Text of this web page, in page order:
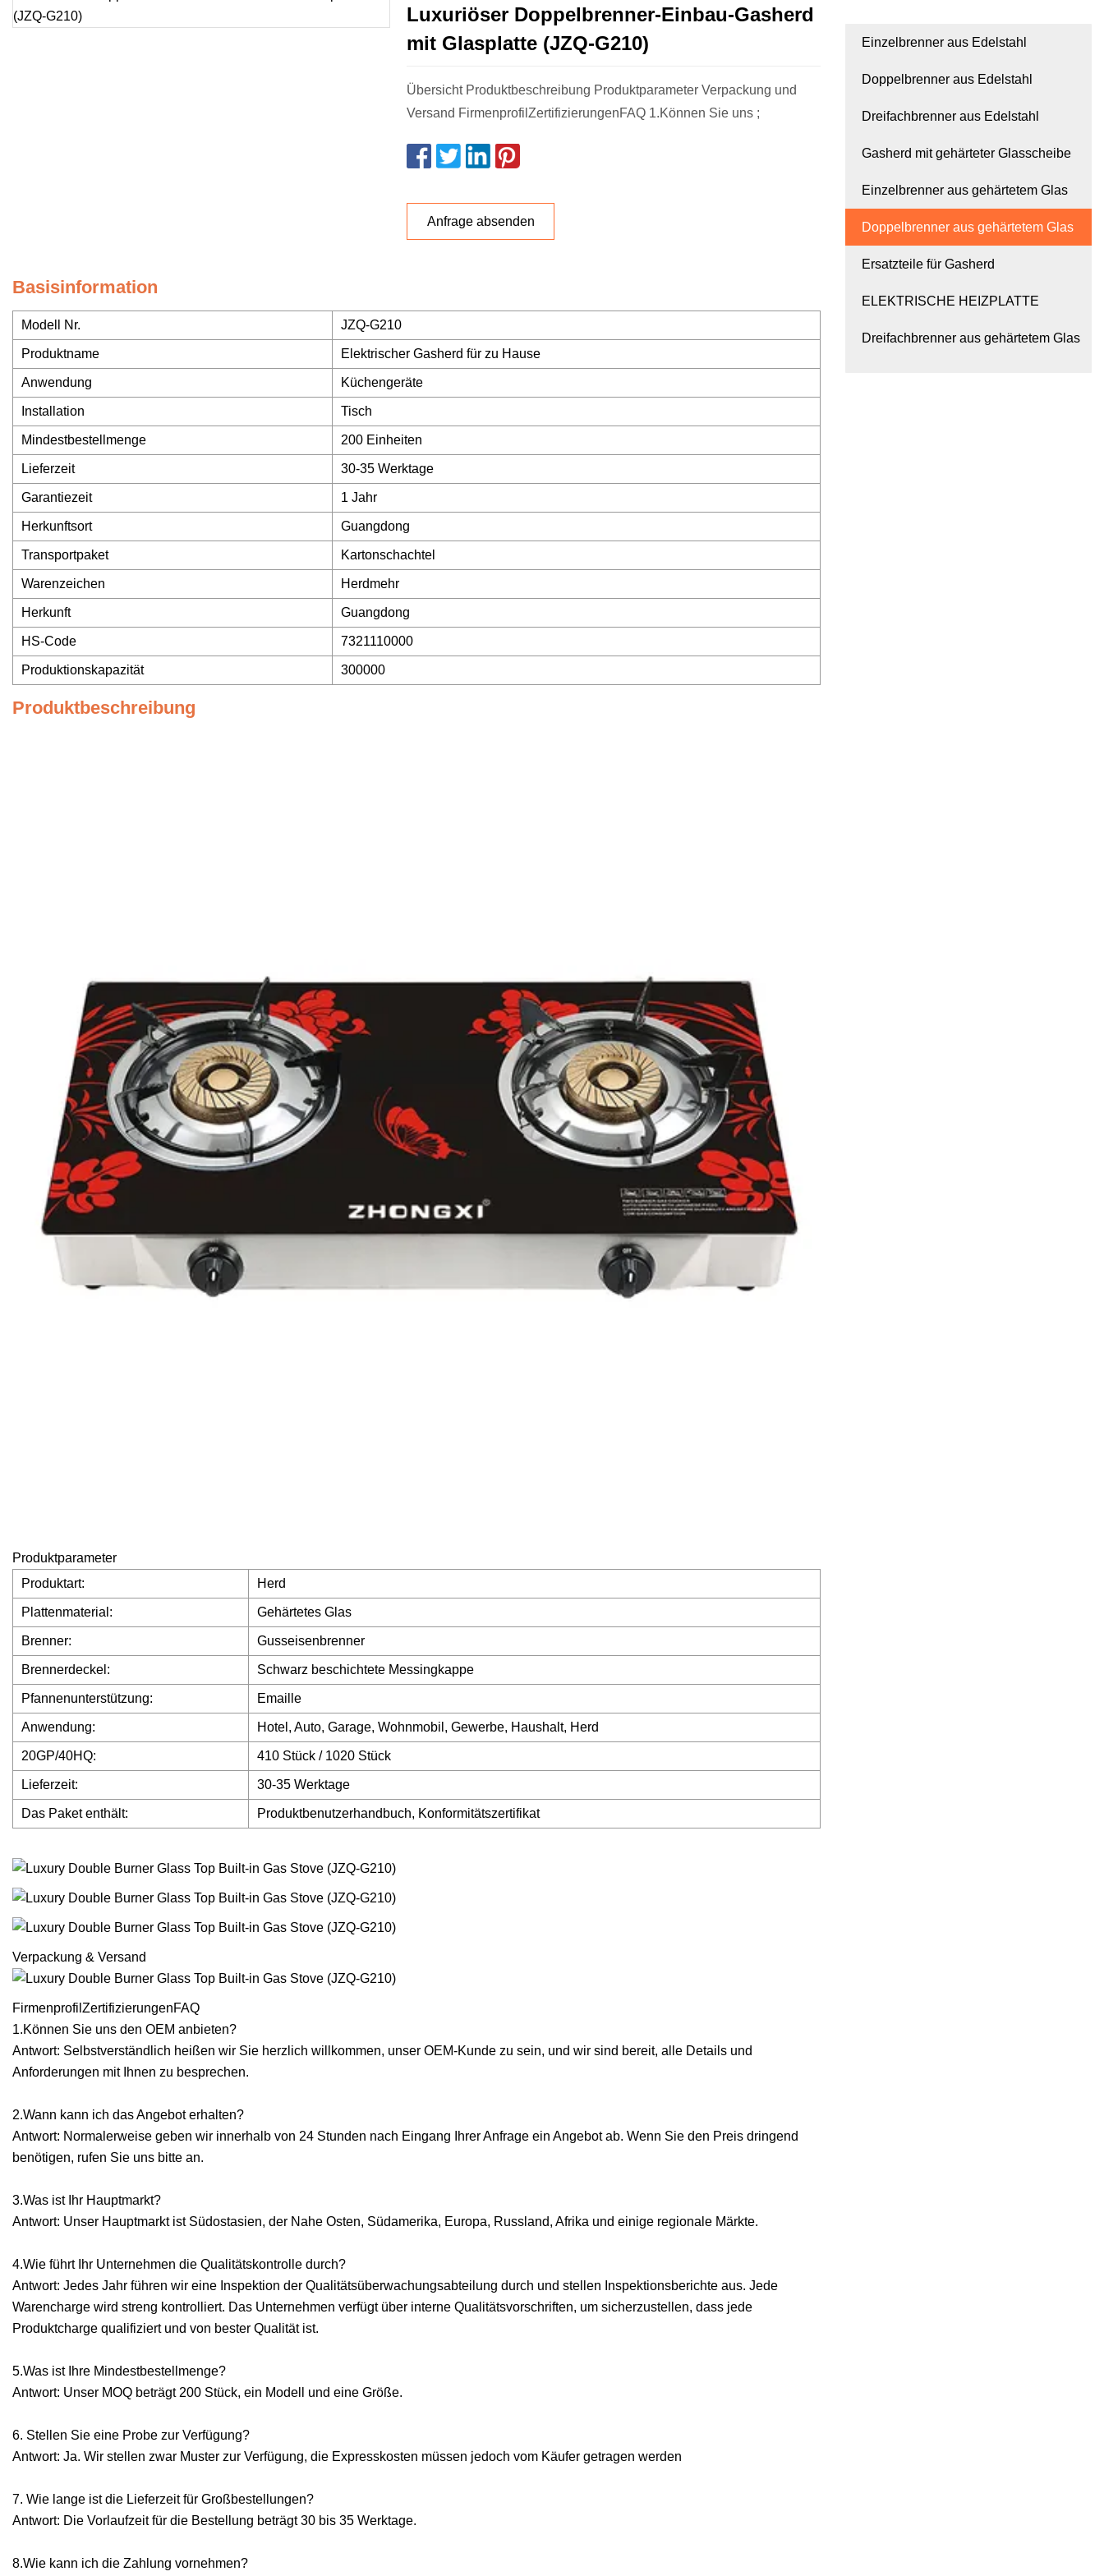
Luxuriöser Doppelbrenner-Einbau-Gasherd
mit Glasplatte (JZQ-G210)
Übersicht Produktbeschreibung Produktparameter Verpackung und
Versand FirmenprofilZertifizierungenFAQ 1.Können Sie uns ;
Anfrage absenden
Basisinformation
Modell Nr. JZQ-G210
Produktname Elektrischer Gasherd für zu Hause
Anwendung Küchengeräte
Installation Tisch
Mindestbestellmenge 200 Einheiten
Lieferzeit 30-35 Werktage
Garantiezeit 1 Jahr
Herkunftsort Guangdong
Transportpaket Kartonschachtel
Warenzeichen Herdmehr
Herkunft Guangdong
HS-Code 7321110000
Produktionskapazität 300000
Produktbeschreibung
Produktparameter
Produktart:
Herd
Plattenmaterial: Gehärtetes Glas
Brenner: Gusseisenbrenner
Brennerdeckel: Schwarz beschichtete Messingkappe
Pfannenunterstützung: Emaille
Anwendung: Hotel, Auto, Garage, Wohnmobil, Gewerbe, Haushalt, Herd
20GP/40HQ: 410 Stück / 1020 Stück
Lieferzeit: 30-35 Werktage
Das Paket enthält: Produktbenutzerhandbuch, Konformitätszertifikat
Verpackung & Versand
FirmenprofilZertifizierungenFAQ
1.Können Sie uns den OEM anbieten?
Antwort: Selbstverständlich heißen wir Sie herzlich willkommen, unser OEM-Kunde zu sein, und wir sind bereit, alle Details und
Anforderungen mit Ihnen zu besprechen.
2.Wann kann ich das Angebot erhalten?
Antwort: Normalerweise geben wir innerhalb von 24 Stunden nach Eingang Ihrer Anfrage ein Angebot ab. Wenn Sie den Preis dringend
benötigen, rufen Sie uns bitte an.
3.Was ist Ihr Hauptmarkt?
Antwort: Unser Hauptmarkt ist Südostasien, der Nahe Osten, Südamerika, Europa, Russland, Afrika und einige regionale Märkte.
4.Wie führt Ihr Unternehmen die Qualitätskontrolle durch?
Antwort: Jedes Jahr führen wir eine Inspektion der Qualitätsüberwachungsabteilung durch und stellen Inspektionsberichte aus. Jede
Warencharge wird streng kontrolliert. Das Unternehmen verfügt über interne Qualitätsvorschriften, um sicherzustellen, dass jede
Produktcharge qualifiziert und von bester Qualität ist.
5.Was ist Ihre Mindestbestellmenge?
Antwort: Unser MOQ beträgt 200 Stück, ein Modell und eine Größe.
6. Stellen Sie eine Probe zur Verfügung?
Antwort: Ja. Wir stellen zwar Muster zur Verfügung, die Expresskosten müssen jedoch vom Käufer getragen werden
7. Wie lange ist die Lieferzeit für Großbestellungen?
Antwort: Die Vorlaufzeit für die Bestellung beträgt 30 bis 35 Werktage.
8.Wie kann ich die Zahlung vornehmen?
Einzelbrenner aus Edelstahl
Doppelbrenner aus Edelstahl
Dreifachbrenner aus Edelstahl
Gasherd mit gehärteter Glasscheibe
Einzelbrenner aus gehärtetem Glas
Doppelbrenner aus gehärtetem Glas
Ersatzteile für Gasherd
ELEKTRISCHE HEIZPLATTE
Dreifachbrenner aus gehärtetem Glas